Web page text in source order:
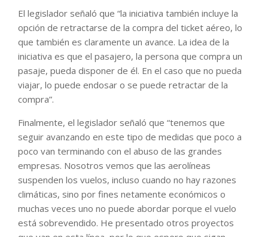
El legislador señaló que “la iniciativa también incluye la
opción de retractarse de la compra del ticket aéreo, lo
que también es claramente un avance. La idea de la
iniciativa es que el pasajero, la persona que compra un
pasaje, pueda disponer de él. En el caso que no pueda
viajar, lo puede endosar o se puede retractar de la
compra”.
Finalmente, el legislador señaló que “tenemos que
seguir avanzando en este tipo de medidas que poco a
poco van terminando con el abuso de las grandes
empresas. Nosotros vemos que las aerolíneas
suspenden los vuelos, incluso cuando no hay razones
climáticas, sino por fines netamente económicos o
muchas veces uno no puede abordar porque el vuelo
está sobrevendido. He presentado otros proyectos